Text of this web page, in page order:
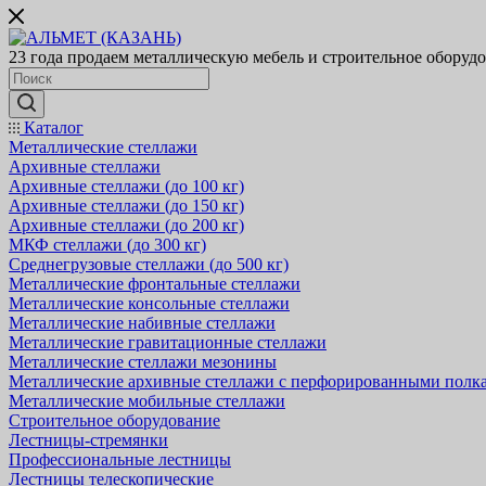
23 года продаем металлическую мебель и строительное
Каталог
Металлические стеллажи
Архивные стеллажи
Архивные стеллажи (до 100 кг)
Архивные стеллажи (до 150 кг)
Архивные стеллажи (до 200 кг)
МКФ стеллажи (до 300 кг)
Среднегрузовые стеллажи (до 500 кг)
Металлические фронтальные стеллажи
Металлические консольные стеллажи
Металлические набивные стеллажи
Металлические гравитационные стеллажи
Металлические стеллажи мезонины
Металлические архивные стеллажи с перфорированными
Металлические мобильные стеллажи
Строительное оборудование
Лестницы-стремянки
Профессиональные лестницы
Лестницы телескопические